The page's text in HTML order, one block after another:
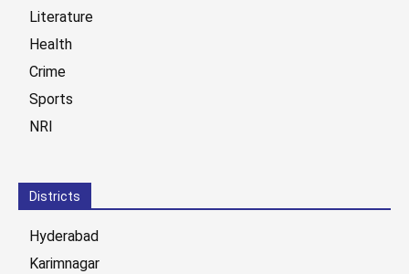
Literature
Health
Crime
Sports
NRI
Districts
Hyderabad
Karimnagar